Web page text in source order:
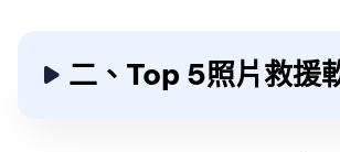
二、Top 5照片救援